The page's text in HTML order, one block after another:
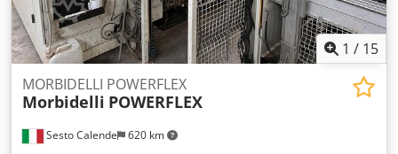
1 / 15
Sesto Calende 620 km
MORBIDELLI POWERFLEX
Morbidelli POWERFLEX